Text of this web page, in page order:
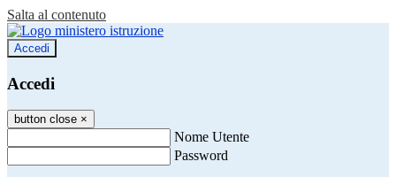
Salta al contenuto
Accedi
Accedi
button close ×
Nome Utente
Password